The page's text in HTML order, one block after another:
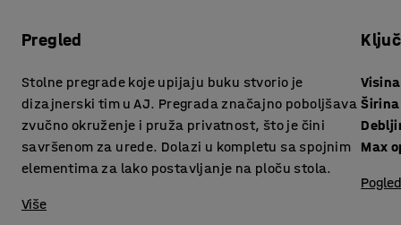
Pregled
Stolne pregrade koje upijaju buku stvorio je
dizajnerski tim u AJ. Pregrada značajno poboljšava
zvučno okruženje i pruža privatnost, što je čini
savršenom za urede. Dolazi u kompletu sa spojnim
elementima za lako postavljanje na ploču stola.
Više
Visina
Širina
Max